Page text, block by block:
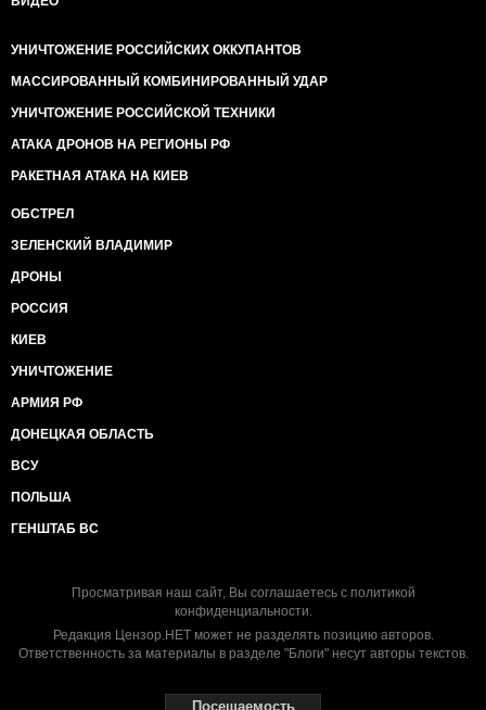
УНИЧТОЖЕНИЕ РОССИЙСКИХ ОККУПАНТОВ
МАССИРОВАННЫЙ КОМБИНИРОВАННЫЙ УДАР
УНИЧТОЖЕНИЕ РОССИЙСКОЙ ТЕХНИКИ
АТАКА ДРОНОВ НА РЕГИОНЫ РФ
РАКЕТНАЯ АТАКА НА КИЕВ
ОБСТРЕЛ
ЗЕЛЕНСКИЙ ВЛАДИМИР
ДРОНЫ
РОССИЯ
КИЕВ
УНИЧТОЖЕНИЕ
АРМИЯ РФ
ДОНЕЦКАЯ ОБЛАСТЬ
ВСУ
ПОЛЬША
ГЕНШТАБ ВС
Просматривая наш сайт, Вы соглашаетесь с политикой
конфиденциальности.
Редакция Цензор.НЕТ может не разделять позицию авторов.
Ответственность за материалы в разделе "Блоги" несут авторы текстов.
Посещаемость